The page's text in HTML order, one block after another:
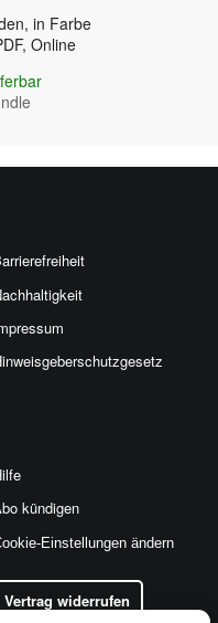
in Farbe
Online
kündigen
Einstellungen ändern
Vertrag widerrufen